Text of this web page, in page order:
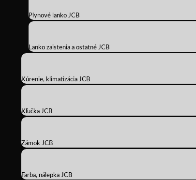
Plynové lanko JCB
Lanko zaistenia a ostatné JCB
Kúrenie, klimatizácia JCB
Kľučka JCB
Zámok JCB
Farba, nálepka JCB